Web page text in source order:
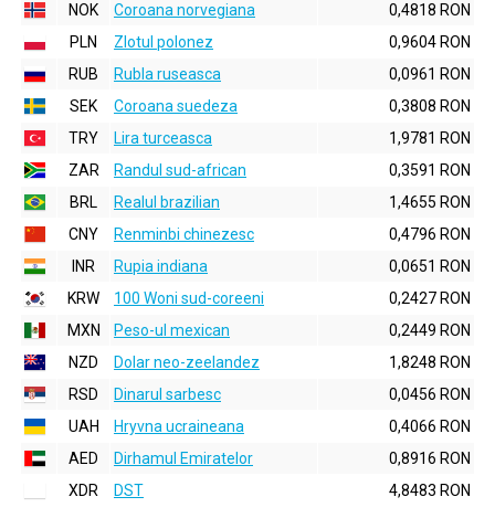
NOK
Coroana norvegiana
0,4818 RON
PLN
Zlotul polonez
0,9604 RON
RUB
Rubla ruseasca
0,0961 RON
SEK
Coroana suedeza
0,3808 RON
TRY
Lira turceasca
1,9781 RON
ZAR
Randul sud-african
0,3591 RON
BRL
Realul brazilian
1,4655 RON
CNY
Renminbi chinezesc
0,4796 RON
INR
Rupia indiana
0,0651 RON
KRW
100 Woni sud-coreeni
0,2427 RON
MXN
Peso-ul mexican
0,2449 RON
NZD
Dolar neo-zeelandez
1,8248 RON
RSD
Dinarul sarbesc
0,0456 RON
UAH
Hryvna ucraineana
0,4066 RON
AED
Dirhamul Emiratelor
0,8916 RON
XDR
DST 4,8483 RON